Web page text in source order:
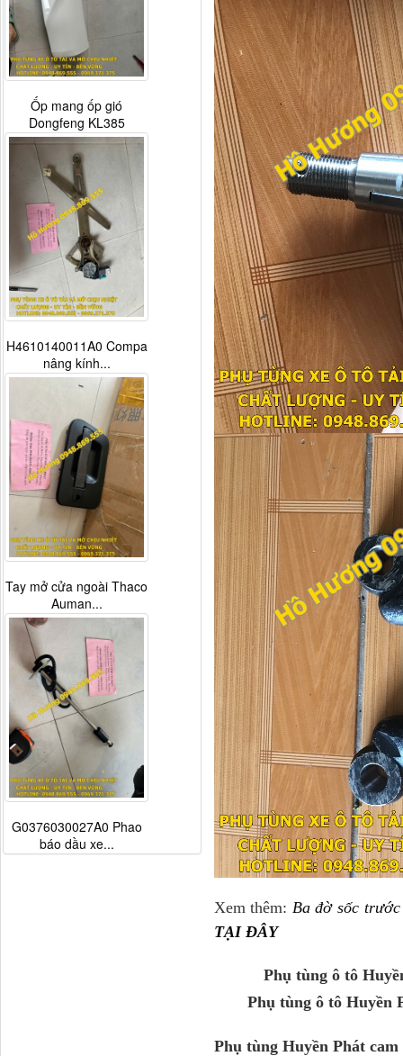
Xem thêm: Ba đờ sốc
TẠI ĐÂY
Phụ tùng ô tô
Phụ tùng ô tô Huyền
Phụ tùng Huyền Phát
Ốp mang ốp gió
Dongfeng KL385
H4610140011A0 Compa
nâng kính...
Tay mở cửa ngoài Thaco
Auman...
G0376030027A0 Phao
báo dầu xe...